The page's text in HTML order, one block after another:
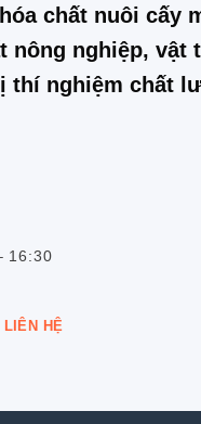
chất nuôi cấy
nông nghiệp, vật
thí nghiệm chất
16:30
HỆ